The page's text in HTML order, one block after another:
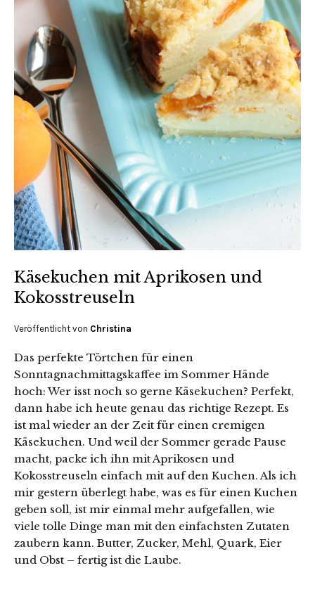
Käsekuchen mit Aprikosen und
Kokosstreuseln
Veröffentlicht von Christina
Das perfekte Törtchen für einen
Sonntagnachmittagskaffee im Sommer Hände
hoch: Wer isst noch so gerne Käsekuchen? Perfekt,
dann habe ich heute genau das richtige Rezept. Es
ist mal wieder an der Zeit für einen cremigen
Käsekuchen. Und weil der Sommer gerade Pause
macht, packe ich ihn mit Aprikosen und
Kokosstreuseln einfach mit auf den Kuchen. Als ich
mir gestern überlegt habe, was es für einen Kuchen
geben soll, ist mir einmal mehr aufgefallen, wie
viele tolle Dinge man mit den einfachsten Zutaten
zaubern kann. Butter, Zucker, Mehl, Quark, Eier
und Obst – fertig ist die Laube.